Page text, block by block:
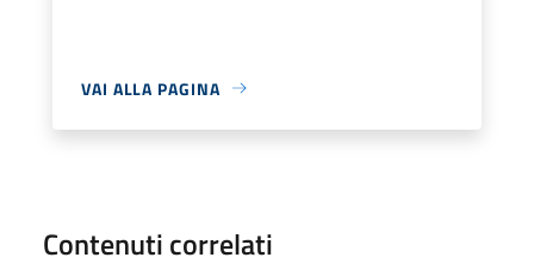
VAI ALLA PAGINA
Contenuti correlati